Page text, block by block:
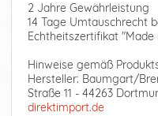
2 Jahre Gewährleistung
14 Tage Umtauschrecht
Echtheitszertifikat "Made
Hinweise gemäß
Hersteller: Baumgart/
Straße 11 - 44263
direktimport.de